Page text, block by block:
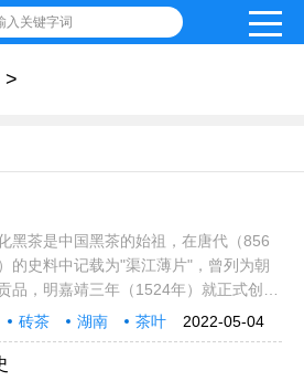
入关键字词
>
黑茶是中国黑茶的始祖，在唐代（856
的史料中记载为"渠江薄片"，曾列为朝
品，明嘉靖三年（1524年）就正式创制
安化黑茶。至16世纪末期，安化黑茶已
中国领先地位，万历年间被定为官茶，
2022-05-04
砖茶 湖南
茶叶
国家 薄片 左宗棠
梅山